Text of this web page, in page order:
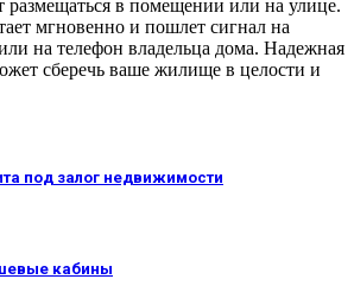
размещаться в помещении или на улице.
мгновенно и пошлет сигнал на
на телефон владельца дома. Надежная
сберечь ваше жилище в целости и
под залог недвижимости
кабины